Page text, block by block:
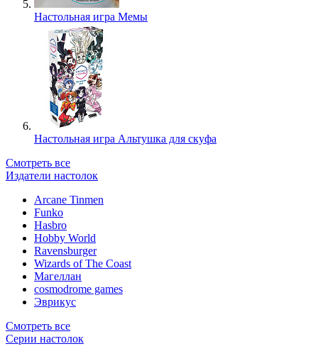
Настольная игра Мемы
Настольная игра Альтушка для скуфа
Смотреть все
Издатели настолок
Arcane Tinmen
Funko
Hasbro
Hobby World
Ravensburger
Wizards of The Coast
Магеллан
сosmodrome games
Эврикус
Смотреть все
Серии настолок